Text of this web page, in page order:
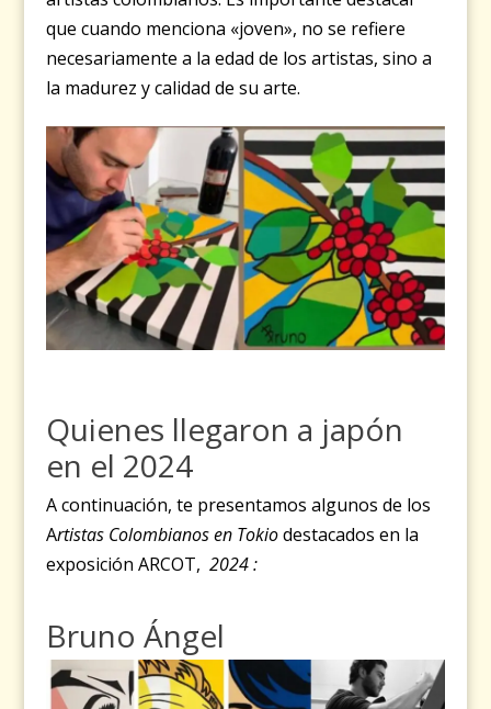
que cuando menciona «joven», no se refiere
necesariamente a la edad de los artistas, sino a
la madurez y calidad de su arte.
Quienes llegaron a japón
en el 2024
A continuación, te presentamos algunos de los
Artistas Colombianos en Tokiodestacados en la
exposición ARCOT, 2024 :
Bruno Ángel